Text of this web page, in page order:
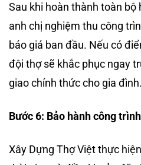
Sau khi hoàn thành toàn bộ
anh chị nghiệm thu công
báo giá ban đầu. Nếu có
đội thợ sẽ khắc phục ngay
giao chính thức cho gia đình.
Bước 6: Bảo hành công trình
Xây Dựng Thợ Việt thực